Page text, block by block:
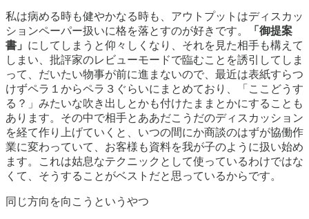
私は病める時も健やかなる時も、アウトプットはディスカッ
ションペーパー扱いに格を落とすのが好きです。
「御提案
書」 にしてしまうと仰々しくなり、それを見た相手も構えて
しまい、批評家のレビューモードで臨むことを誘引してしま
って、だいたい物事が前に進まないので、最近は表紙すらつ
けずペラ１からペラ３ぐらいにまとめており、「ここどうす
る？」みたいな吹き出しとかも付けたままとかにすることも
あります。その中で相手とああだこうだのディスカッション
を経て作り上げていくと、いつの間にか商談のはずが協働作
業に変わっていて、お客様も資料を我が子のように扱い始め
ます。これは姑息なテクニックとして使っているわけではな
くて、そうすることがベストだと思っているからです。
同じ方向を向こうというやつ